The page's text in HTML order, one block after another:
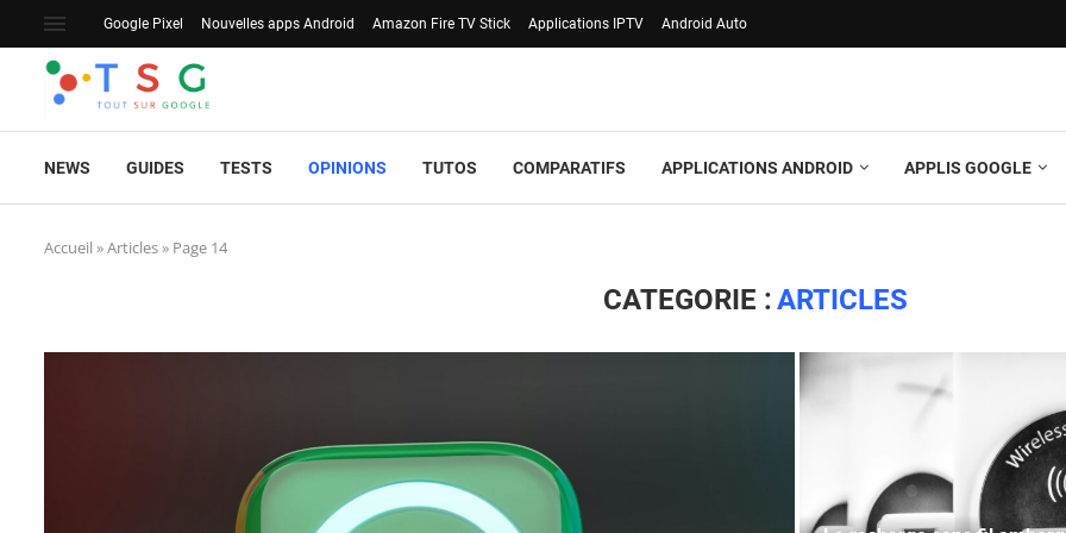
Google Pixel Nouvelles apps Android Amazon Fire TV Stick Applications IPTV Android Auto
NEWS GUIDES TESTS OPINIONS TUTOS COMPARATIFS APPLICATIONS ANDROID APPLIS GOOGLE
Accueil »Articles» Page 14
CATEGORIE :ARTICLES